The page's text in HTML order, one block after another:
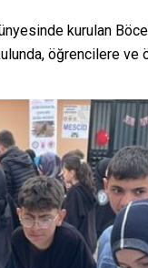
kurulan
öğrencilere